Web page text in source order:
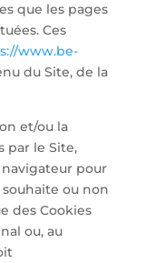
que les pages
Ces
www.be-
du Site, de la
et/ou la
par le Site,
pour
ou non
des Cookies
ou, au